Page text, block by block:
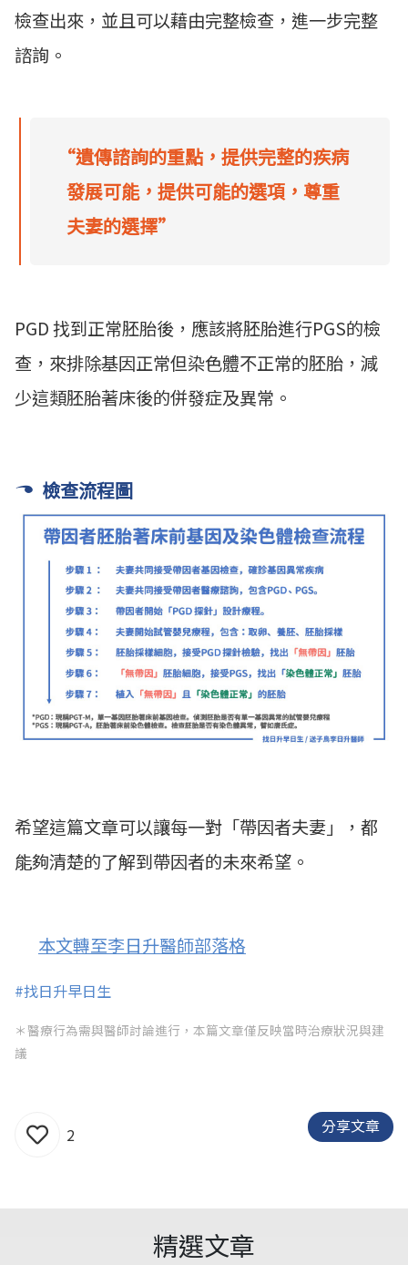
檢查出來，並且可以藉由完整檢查，進一步完整
諮詢。
“遺傳諮詢的重點，提供完整的疾病
發展可能，提供可能的選項，尊重
夫妻的選擇”
PGD 找到正常胚胎後，應該將胚胎進行PGS的檢
查，來排除基因正常但染色體不正常的胚胎，減
少這類胚胎著床後的併發症及異常。
檢查流程圖
希望這篇文章可以讓每一對「帶因者夫妻」，都
能夠清楚的了解到帶因者的未來希望。
本文轉至李日升醫師部落格
#找日升早日生
＊醫療行為需與醫師討論進行，本篇文章僅反映當時治療狀況與建
議
2 分享文章
精選文章